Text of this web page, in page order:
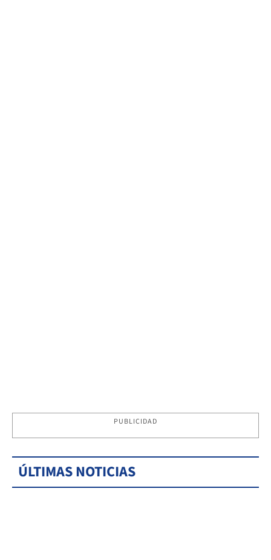
PUBLICIDAD
ÚLTIMAS NOTICIAS